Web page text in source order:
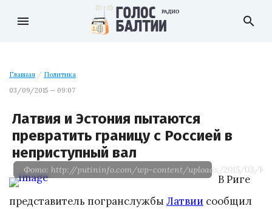
menu search
Главная / Политика
03/09/2015 — 09:07
Латвия и Эстония пытаются
превратить границу с Россией в
неприступный вал
Фото: http://putininfo.com/wp-content/uploads/2015/03/
В Риге
представитель погранслужбы Латвии сообщил